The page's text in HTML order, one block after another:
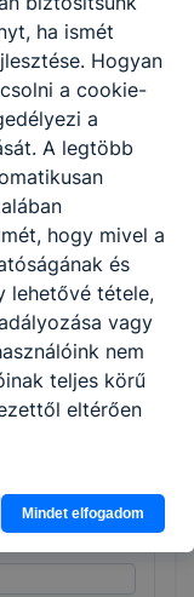
ha ismét
Hogyan
a cookie-
a
A legtöbb
hogy mivel a
és
lehetővé tétele,
vagy
nem
teljes körű
eltérően
Mindet elfogadom